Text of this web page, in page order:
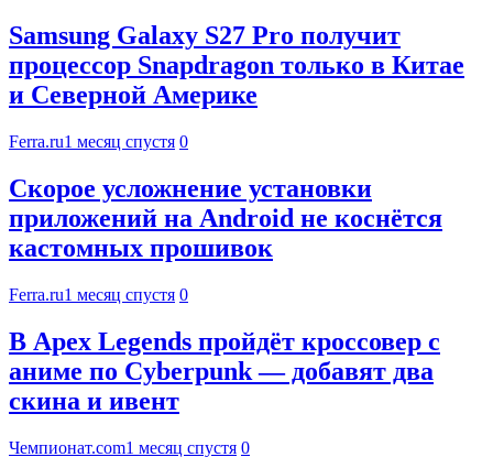
Samsung Galaxy S27 Pro получит
процессор Snapdragon только в Китае
и Северной Америке
Ferra.ru1 месяц спустя 0
Скорое усложнение установки
приложений на Android не коснётся
кастомных прошивок
Ferra.ru1 месяц спустя 0
В Apex Legends пройдёт кроссовер с
аниме по Cyberpunk — добавят два
скина и ивент
Чемпионат.com1 месяц спустя 0